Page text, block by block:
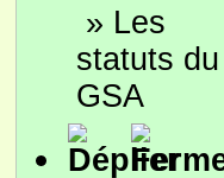
» Les
statuts du
GSA